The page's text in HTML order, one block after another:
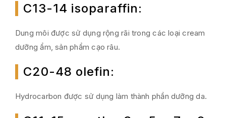
C13-14 isoparaffin:
Dung môi được sử dụng rộng rãi trong các loại cream
dưỡng ẩm, sản phẩm cạo râu.
C20-48 olefin:
Hydrocarbon được sử dụng làm thành phần dưỡng da.